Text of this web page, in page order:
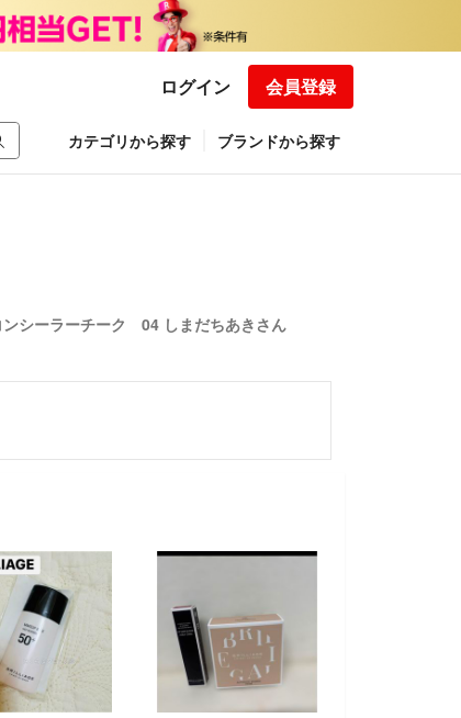
ログイン 会員登録
カテゴリから探す ブランドから探す
シーラーチーク 04 しまだちあきさん